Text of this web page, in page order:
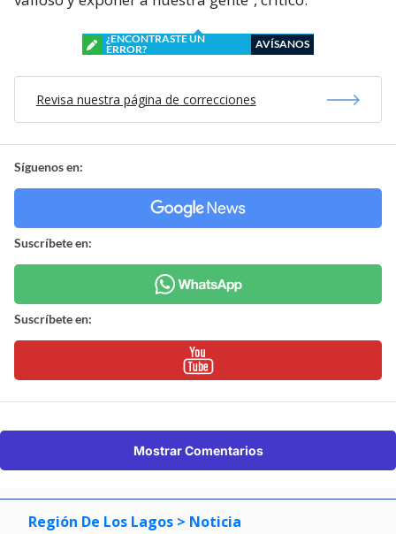
¿ENCONTRASTE UN
ERROR?
AVÍSANOS
Revisa nuestra página de correcciones
Síguenos en:
Suscríbete en:
Suscríbete en:
Mostrar Comentarios
Región De Los Lagos > Noticia